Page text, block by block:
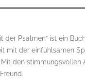
der Psalmen“ ist ein
mit der einfühlsamen
den stimmungsvollen